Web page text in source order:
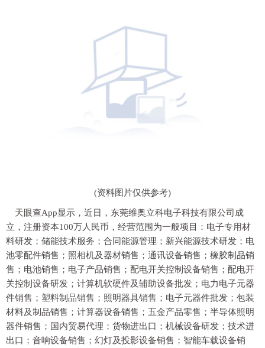
(资料图片仅供参考)
天眼查App显示，近日，东莞维奥立科电子科技有限公司成
立，注册资本100万人民币，经营范围为一般项目：电子专用材
料研发；储能技术服务；合同能源管理；新兴能源技术研发；电
池零配件销售；照相机及器材销售；通讯设备销售；橡胶制品销
售；电池销售；电子产品销售；配电开关控制设备销售；配电开
关控制设备研发；计算机软硬件及辅助设备批发；电力电子元器
件销售；塑料制品销售；照明器具销售；电子元器件批发；包装
材料及制品销售；计算器设备销售；五金产品零售；半导体照明
器件销售；国内贸易代理；货物进出口；机械设备研发；技术进
出口；音响设备销售；幻灯及投影设备销售；智能车载设备销